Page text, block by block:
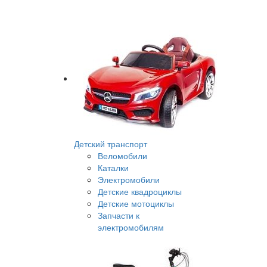
Детский транспорт
Веломобили
Каталки
Электромобили
Детские квадроциклы
Детские мотоциклы
Запчасти к
электромобилям